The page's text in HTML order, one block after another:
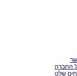
החברה
שלנו